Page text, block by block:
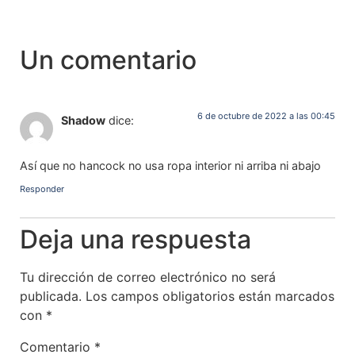
Un comentario
Shadow dice: 6 de octubre de 2022 a las 00:45
Así que no hancock no usa ropa interior ni arriba ni abajo
Responder
Deja una respuesta
Tu dirección de correo electrónico no será
publicada. Los campos obligatorios están marcados
con *
Comentario *